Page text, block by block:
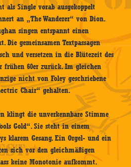
als Single vorab ausgekoppelt
an „The Wanderer“ von Dion.
singen entspannt einen
Die gemeinsamen Textpassagen
und versetzen in die Blütezeit des
frühen 60er zurück. Im gleichen
nicht von Foley geschriebene
Chair“ gehalten.
klingt die unverkennbare Stimme
Gold“. Sie steht in einem
klarem Gesang. Ein Orgel- und ein
sich vor den gleichmäßigen
keine Monotonie aufkommt.